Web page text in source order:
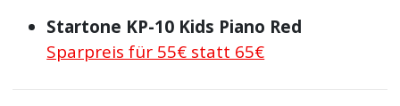
Startone KP-10 Kids Piano Red
Sparpreis für 55€ statt 65€